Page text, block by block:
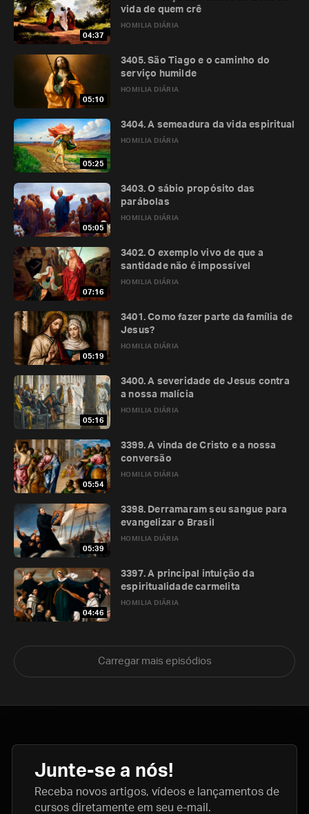
04:37
HOMILIA DIÁRIA
vida de quem crê
05:10
HOMILIA DIÁRIA
3405. São Tiago e o caminho do
serviço humilde
05:25
HOMILIA DIÁRIA
3404. A semeadura da vida espiritual
05:05
HOMILIA DIÁRIA
3403. O sábio propósito das
parábolas
07:16
HOMILIA DIÁRIA
3402. O exemplo vivo de que a
santidade não é impossível
05:19
HOMILIA DIÁRIA
3401. Como fazer parte da família de
Jesus?
05:16
HOMILIA DIÁRIA
3400. A severidade de Jesus contra
a nossa malícia
05:54
HOMILIA DIÁRIA
3399. A vinda de Cristo e a nossa
conversão
05:39
HOMILIA DIÁRIA
3398. Derramaram seu sangue para
evangelizar o Brasil
04:46
HOMILIA DIÁRIA
3397. A principal intuição da
espiritualidade carmelita
Carregar mais episódios
Junte-se a nós!
Receba novos artigos, vídeos e lançamentos de
cursos diretamente em seu e-mail.